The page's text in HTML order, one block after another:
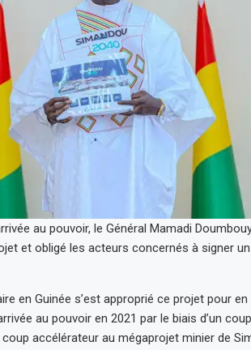
au pouvoir, le Général Mamadi
et obligé les acteurs concernés à signer
en Guinée s’est approprié ce projet pour
au pouvoir en 2021 par le biais d’un
accélérateur au mégaprojet minier de